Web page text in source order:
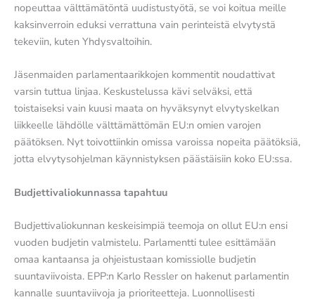
nopeuttaa välttämätöntä uudistustyötä, se voi koitua meille
kaksinverroin eduksi verrattuna vain perinteistä elvytystä
tekeviin, kuten Yhdysvaltoihin.
Jäsenmaiden parlamentaarikkojen kommentit noudattivat
varsin tuttua linjaa. Keskustelussa kävi selväksi, että
toistaiseksi vain kuusi maata on hyväksynyt elvytyskelkan
liikkeelle lähdölle välttämättömän EU:n omien varojen
päätöksen. Nyt toivottiinkin omissa varoissa nopeita päätöksiä,
jotta elvytysohjelman käynnistyksen päästäisiin koko EU:ssa.
Budjettivaliokunnassa tapahtuu
Budjettivaliokunnan keskeisimpiä teemoja on ollut EU:n ensi
vuoden budjetin valmistelu. Parlamentti tulee esittämään
omaa kantaansa ja ohjeistustaan komissiolle budjetin
suuntaviivoista. EPP:n Karlo Ressler on hakenut parlamentin
kannalle suuntaviivoja ja prioriteetteja. Luonnollisesti